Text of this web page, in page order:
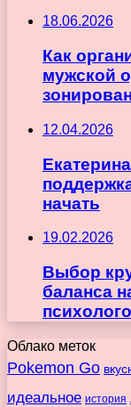
18.06.2026
Как
мужской
12.04.2026
начать
19.02.2026
Выбор
баланса
Облако меток
Pokemon Go
идеальное история